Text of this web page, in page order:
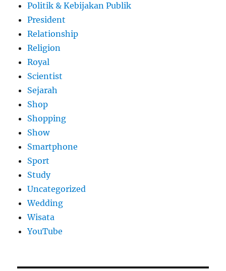
Politik & Kebijakan Publik
President
Relationship
Religion
Royal
Scientist
Sejarah
Shop
Shopping
Show
Smartphone
Sport
Study
Uncategorized
Wedding
Wisata
YouTube